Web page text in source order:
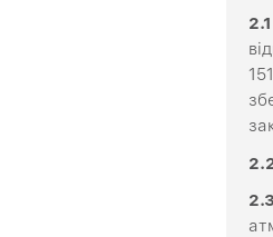
2.1
2
2.3